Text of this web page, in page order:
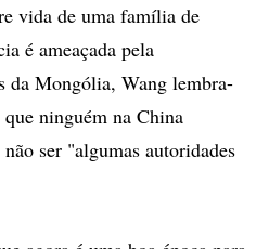
vida de uma família de
é ameaçada pela
da Mongólia, Wang lembra-
que ninguém na China
ser "algumas autoridades